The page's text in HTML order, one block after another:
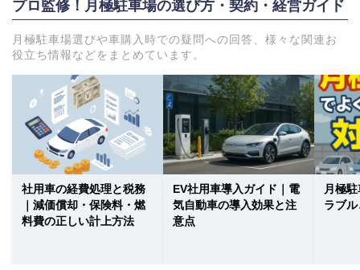
プロ監修！月極駐車場の選び方・契約・経営ガイド
月極駐車場選びや車購入時での疑問への回答、様々な関連お
役立ち情報などをまとめています。
社用車の経費処理と税務
｜減価償却・保険料・燃
料費の正しい計上方法
EV社用車導入ガイド｜電
気自動車の導入効果と注
意点
月極
ラブ